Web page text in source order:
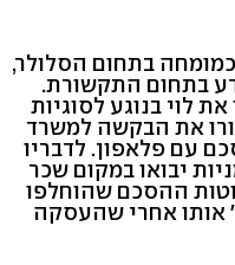
בתחום הסלולר,
בתחום התקשורת.
לוי בנוגע לסוגיות
את הבקשה למשרד
עם פלאפון. לדבריו
יבואו במקום שכר
ההסכם שהוחלפו
אותו אחרי שהעסקה